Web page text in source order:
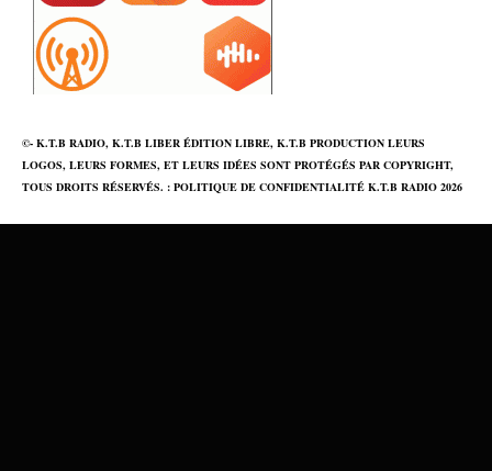
©- K.T.B RADIO, K.T.B LIBER ÉDITION LIBRE, K.T.B PRODUCTION LEURS
LOGOS, LEURS FORMES, ET LEURS IDÉES SONT PROTÉGÉS PAR COPYRIGHT,
TOUS DROITS RÉSERVÉS. : POLITIQUE DE CONFIDENTIALITÉ K.T.B RADIO 2026